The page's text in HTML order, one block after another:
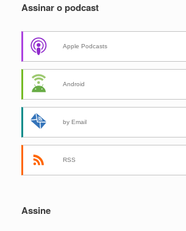
Assinar o podcast
Apple Podcasts
Android
by Email
RSS
Assine